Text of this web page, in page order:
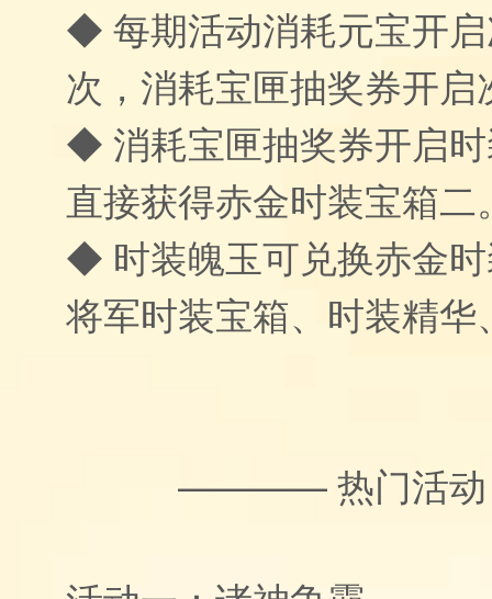
◆ 每期活动消耗元宝开
次，消耗宝匣抽奖券开
◆ 消耗宝匣抽奖券开启
直接获得赤金时装宝箱二
◆ 时装魄玉可兑换赤金
将军时装宝箱、时装精华
———— 热门活